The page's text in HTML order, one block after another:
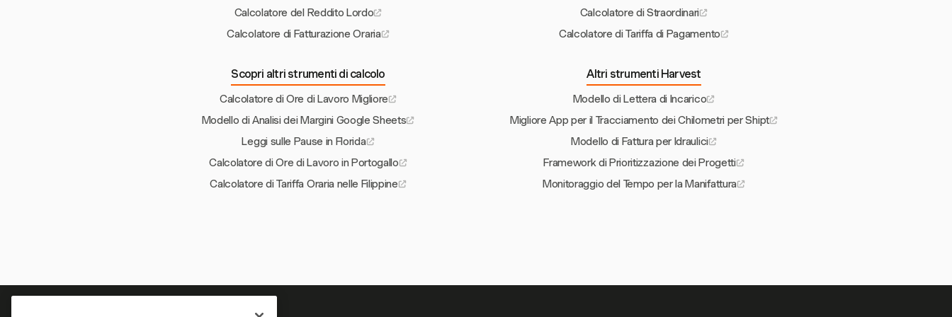
Calcolatore del Reddito Lordo
Calcolatore di Fatturazione Oraria
Calcolatore di Straordinari
Calcolatore di Tariffa di Pagamento
Scopri altri strumenti di calcolo
Calcolatore di Ore di Lavoro Migliore
Modello di Analisi dei Margini Google Sheets
Leggi sulle Pause in Florida
Calcolatore di Ore di Lavoro in Portogallo
Calcolatore di Tariffa Oraria nelle Filippine
Altri strumenti Harvest
Modello di Lettera di Incarico
Migliore App per il Tracciamento dei Chilometri per Shipt
Modello di Fattura per Idraulici
Framework di Prioritizzazione dei Progetti
Monitoraggio del Tempo per la Manifattura